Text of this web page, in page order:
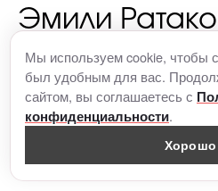
Эмили
принятии
почему пол
важен
Мы используем cookie, чтобы
был удобным для вас.
сайтом, вы соглашаетесь с
конфиденциальности.
Хорошо